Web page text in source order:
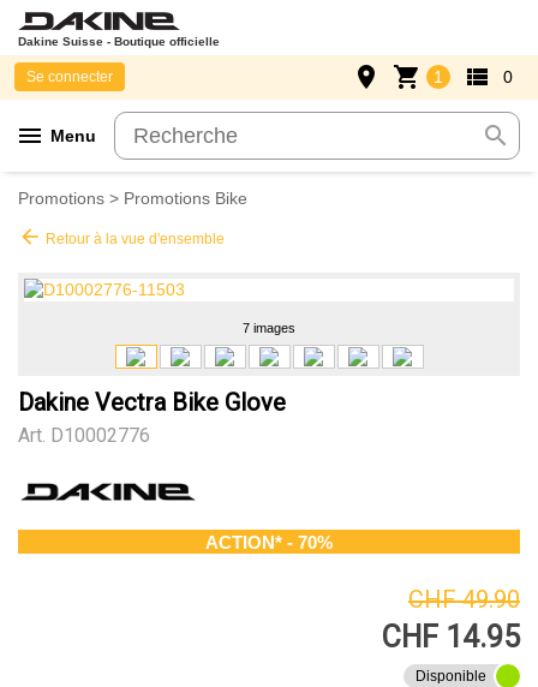
Dakine Suisse - Boutique officielle
menu Menu search
Se connecter place shopping_cart 1 view_list 0
Promotions > Promotions Bike
arrow_back Retour à la vue d'ensemble
7 images
Dakine Vectra Bike Glove
Art. D10002776
ACTION* - 70%
CHF 49.90
CHF 14.95
Disponible